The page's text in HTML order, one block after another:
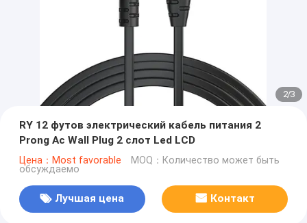
2/3
RY 12 футов электрический кабель питания 2
Prong Ac Wall Plug 2 слот Led LCD
Цена：Most favorable MOQ：Количество может быть
обсуждаемо
Лучшая цена Контакт